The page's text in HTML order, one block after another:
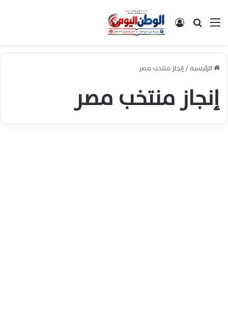
القائمةبحث عن تسجيل الدخول
الرئيسية/إنجاز منتخب مصر
إنجاز منتخب مصر